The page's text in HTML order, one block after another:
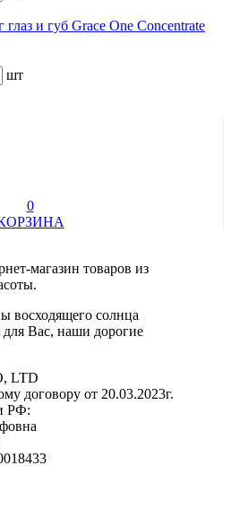
и губ Grace One Concentrate
шт
0
магазин товаров из
восходящего солнца
Вас, наши дорогие
LTD
договору от 20.03.2023г.
РФ: